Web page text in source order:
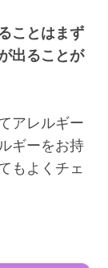
ことはまず
出ることが
アレルギー
ギーをお持
もよくチェ